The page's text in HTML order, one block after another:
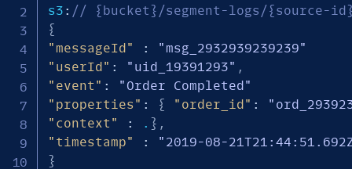
s3 : // {bucket}/segment-logs/{source-
{
"messageId"
:
"msg_2932939239239"
"userId" : "uid_19391293" ,
"event" :
"Order Completed"
"properties" : { "order_id" :
"context"
: . } ,
"timestamp"
:
"2019-08-
}